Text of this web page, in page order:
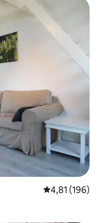
Évaluation
4,81 (196)